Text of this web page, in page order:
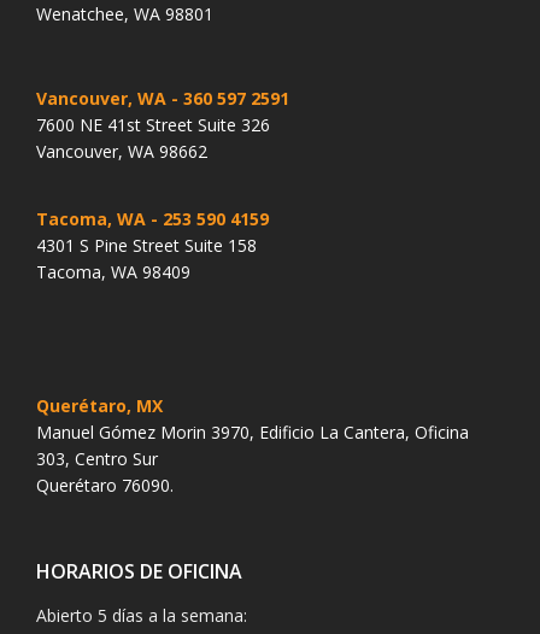
Wenatchee, WA 98801
Vancouver, WA - 360 597 2591
7600 NE 41st Street Suite 326
Vancouver, WA 98662
Tacoma, WA - 253 590 4159
4301 S Pine Street Suite 158
Tacoma, WA 98409
Querétaro, MX
Manuel Gómez Morin 3970, Edificio La Cantera, Oficina
303, Centro Sur
Querétaro 76090.
HORARIOS DE OFICINA
Abierto 5 días a la semana: